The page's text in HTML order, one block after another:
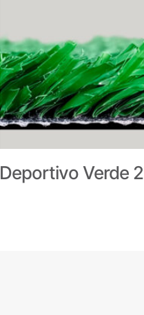
Deportivo Verde 2